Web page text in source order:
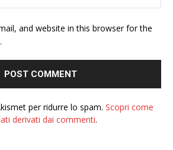
and website in this browser for the
per ridurre lo spam. Scopri come
derivati dai commenti.